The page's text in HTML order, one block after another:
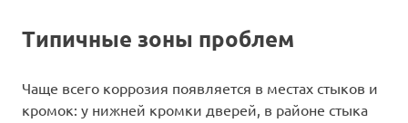
Типичные зоны проблем
Чаще всего коррозия появляется в местах стыков и
кромок: у нижней кромки дверей, в районе стыка